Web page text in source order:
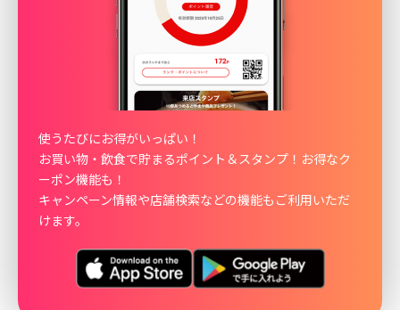
使うたびにお得がいっぱい！
お買い物・飲食で貯まるポイント＆スタンプ！お得なク
ーポン機能も！
キャンペーン情報や店舗検索などの機能もご利用いただ
けます。